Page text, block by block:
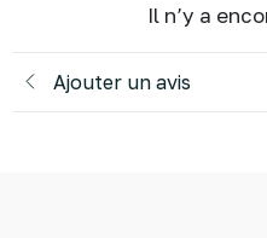
Il n’y a
Ajouter un avis